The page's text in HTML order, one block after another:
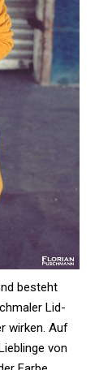
besteht
Lid­
wirken. Auf
von